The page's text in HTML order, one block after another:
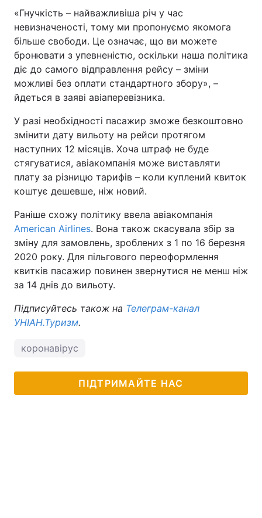
Тема оформлення
«Гнучкість – найважливіша річ у час
невизначеності, тому ми пропонуємо якомога
більше свободи. Це означає, що ви можете
бронювати з упевненістю, оскільки наша політика
діє до самого відправлення рейсу – зміни
можливі без оплати стандартного збору», –
йдеться в заяві авіаперевізника.
У разі необхідності пасажир зможе безкоштовно
змінити дату вильоту на рейси протягом
наступних 12 місяців. Хоча штраф не буде
стягуватися, авіакомпанія може виставляти
плату за різницю тарифів – коли куплений квиток
коштує дешевше, ніж новий.
Раніше схожу політику ввела авіакомпанія
American Airlines. Вона також скасувала збір за
зміну для замовлень, зроблених з 1 по 16 березня
2020 року. Для пільгового переоформлення
квитків пасажир повинен звернутися не менш ніж
за 14 днів до вильоту.
Підписуйтесь також на Телеграм-канал
УНІАН.Туризм.
коронавірус
ПІДТРИМАЙТЕ НАС